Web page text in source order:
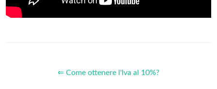
⇐ Come ottenere l'Iva al 10%?